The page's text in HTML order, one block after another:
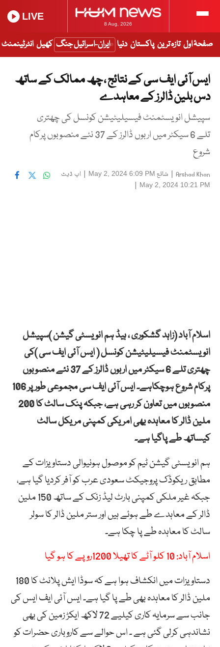
8 Aug, 2026
LIVE
صفحۂ اول تازہ ترین پاکستان دنیا ایران-اسرائیل جنگ کھیل انٹرٹینمنٹ
ایس آئی ایف سی کے نتائج ، چھ ممالک کے ساتھ
دس بلین ڈالرز کے معاہدے
سپیشل انویسٹمنٹ فیسیلیٹیشن کونسل کی چھتری
تلے 6 سیکٹر میں اربوں ڈالرز کے 37 نئے منصوبوں پرکام
شروع
Arshad Khan
| شائع May 2, 2024 6:09 PM
| اپ ڈیٹ
May 2, 2024 10:21 PM
|
اسلام آباد (زاہد گشکوری ، ہیڈ ہم انویسٹی گیشن )سپیشل
انویسٹمنٹ فیسیلیٹیشن کونسل ( ایس آئی ایف سی )کی
چھتری تلے 6 سیکٹر میں اربوں ڈالرز کے 37 نئے منصوبوں
پرکام شروع ہوچکاہے۔ ایس آئی ایف سی مجموعی طورپر 106
منصوبوں میں تعاون کر رہی ہے، جبکہ پنک سالٹ کا 200
ملین ڈالر کا معاہدہ بھی امریکی کمپنی مریکل سالٹ
کیساتھ طے پاگیا ہے۔
ہم انویسٹی گیشن ٹیم کو موصول ہونیوالی دستاویزات کے
مطابق ریکوڈک پروجیکٹ سعودی عرب کو آفر کردیا گیا ہے،
جبکہ غیر ملکی کمپنی بارٹ لیڈ زنک کے ساتھ 150 ملین
ڈالر کے معاہدے طے ہوئے ہیں اور ستر ملین ڈالر کا سولر
سالٹ کا معاہدہ طے پا چکا ہے۔
اسلام آباد: 10 کلو آٹے کا تھیلا 1200روپے کا ہو گیا
دستاویزات میں انکشاف ہوا ہے کہ سوڈا ایش پلانٹ کا 180
ملین ڈالر کا معاہدہ بھی طے پا گیا ہے۔ ایس آئی ایف ایس کی
جانب سے سرمایہ کاری کیلیے 72 لاکھ ایکڑ زمین کی بھی
نشاندہی کرلی گئی ہے ۔ اس حوالے سے کاروباری حضرات کو